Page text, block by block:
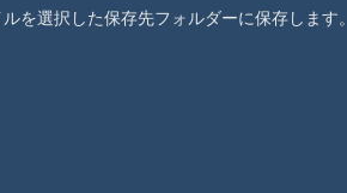
を選択した保存先フォルダーに保存します。